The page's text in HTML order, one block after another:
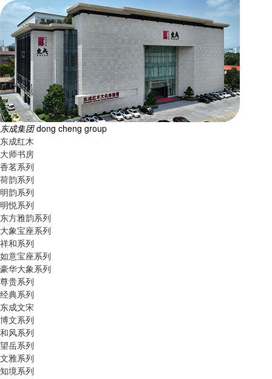
东成集团 dong cheng group
东成红木
大师书房
香茗系列
荷韵系列
明韵系列
明悦系列
东方雅韵系列
大象宝座系列
祥和系列
如意宝座系列
豪华大象系列
尊贵系列
经典系列
东成文宋
博文系列
和风系列
望岳系列
文雅系列
知境系列